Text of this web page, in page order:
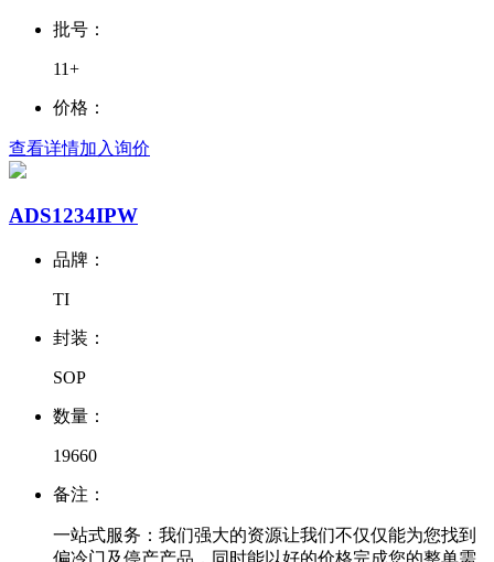
批号：
11+
价格：
查看详情加入询价
ADS1234IPW
品牌：
TI
封装：
SOP
数量：
19660
备注：
一站式服务：我们强大的资源让我们不仅仅能为您找到
偏冷门及停产产品，同时能以好的价格完成您的整单需